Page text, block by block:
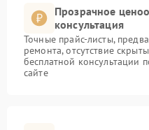
Прозрачное
консультация
Точные прайс-листы,
ремонта, отсутствие
бесплатной консультации
сайте